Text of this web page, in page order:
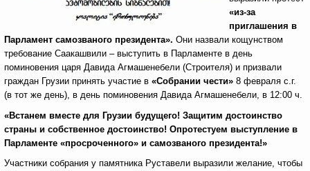
«из-за
приглашения в
Парламент самозваного президента». Они назвали кощунством
требование Саакашвили – выступить в Парламенте в день
поминовения царя Давида Агмашенебели (Строителя) и призвали
граждан Грузии принять участие в «Собрании чести» 8 февраля с.г.
(в тот же день), в день поминовения Давида Агмашенебели, в 12:00 ч.
«Встанем вместе для Грузии будущего! Защитим достоинство
страны и собственное достоинство! Опротестуем выступление в
Парламенте «просроченного» и самозваного президента!»
Участники собрания у памятника Руставели выразили желание, чтобы